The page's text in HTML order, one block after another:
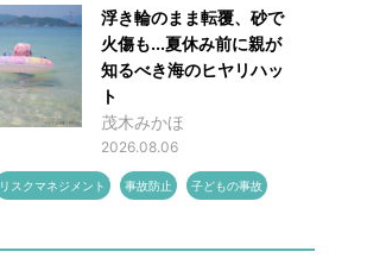
浮き輪のまま転覆、砂で
火傷も...夏休み前に親が
知るべき海のヒヤリハッ
ト
茂木みかほ
2026.08.06
リスクマネジメント 事故防止 子どもの事故